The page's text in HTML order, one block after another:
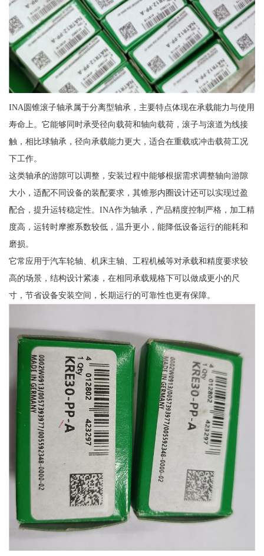
INA圆锥滚子轴承属于分离型轴承，主要特点体现在承载能力与使用
寿命上。它能够同时承受径向载荷和轴向载荷，滚子与滚道为线接
触，相比球轴承，径向承载能力更大，适合在重载或冲击载荷工况
下工作。
这类轴承的游隙可以调整，安装过程中能够根据需求调整轴向游隙
大小，适配不同设备的装配要求，其锥形内圈设计还可以实现过盈
配合，提升运转稳定性。INA作为轴承，产品精度控制严格，加工精
度高，运转时摩擦系数较低，温升更小，能降低设备运行的能耗和
磨损。
它常应用于汽车轮轴、机床主轴、工程机械等对承载和精度要求较
高的场景，结构设计紧凑，在相同承载规格下可以做成更小的尺
寸，节省设备安装空间，长期运行的可靠性也更有保障。